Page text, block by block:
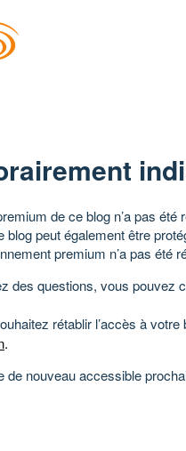
de ce blog n’a pas
peut également être
premium n’a pas été
des questions, vous pouvez
rétablir l’accès à
.
de nouveau accessible